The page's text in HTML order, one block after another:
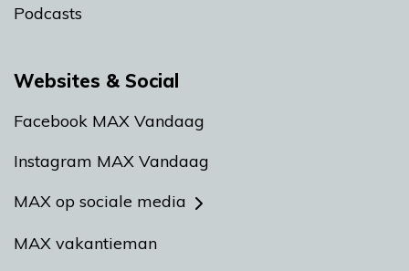
Podcasts
Websites & Social
Facebook MAX Vandaag
Instagram MAX Vandaag
MAX op sociale media
MAX vakantieman